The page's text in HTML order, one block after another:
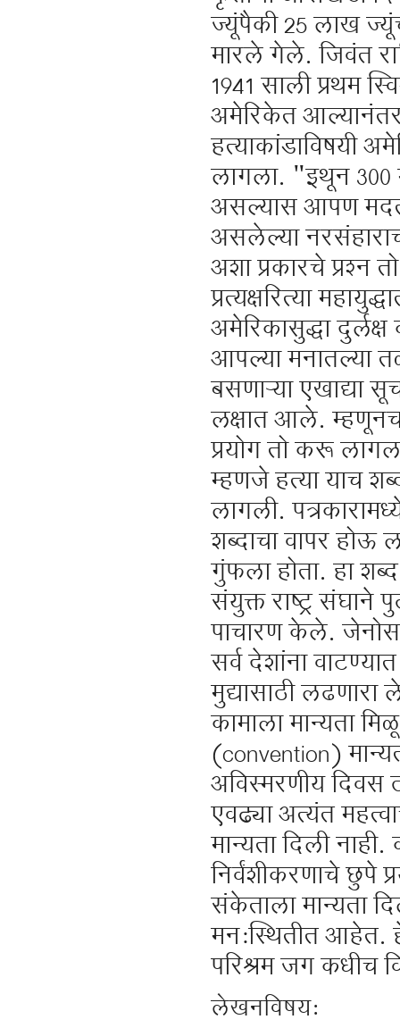
ज्यूंपैकी 25 लाख
मारले गेले. जिवंत
1941 साली प्रथम
अमेरिकेत
हत्याकांडाविषयी
लागला. "इथून 300
असल्यास आपण मदत
असलेल्या
अशा प्रकारचे प्रश्न
प्रत्यक्षरित्या
अमेरिकासुद्धा
आपल्या मनातल्या
बसणाऱ्या एखाद्या
लक्षात आले. म्हणूनच
प्रयोग तो करू
म्हणजे हत्या याच
लागली.
शब्दाचा वापर होऊ
गुंफला होता. हा
संयुक्त राष्ट्र संघाने
पाचारण केले.
सर्व देशांना
मुद्यासाठी लढणारा
कामाला मान्यता
(convention)
अविस्मरणीय दिवस
एवढ्या अत्यंत
मान्यता दिली
निर्वंशीकरणाचे छुपे
संकेताला मान्यता
मन:स्थितीत आहेत.
परिश्रम जग कधीच
लेखनविषय: